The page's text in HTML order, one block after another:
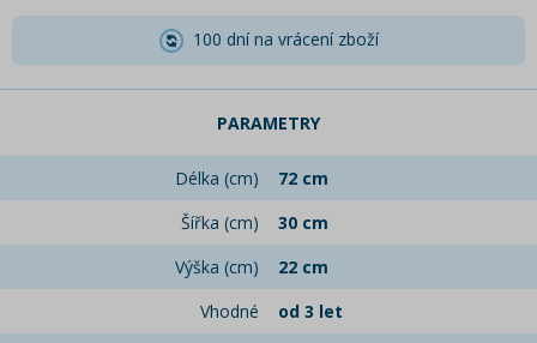
100 dní na vrácení zboží
PARAMETRY
Délka (cm)
72 cm
Šířka (cm)
30 cm
Výška (cm)
22 cm
Vhodné
od 3 let